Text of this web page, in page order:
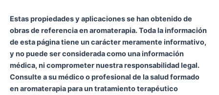
Estas propiedades y aplicaciones se han obtenido de
obras de referencia en aromaterapia. Toda la información
de esta página tiene un carácter meramente informativo,
y no puede ser considerada como una información
médica, ni comprometer nuestra responsabilidad legal.
Consulte a su médico o profesional de la salud formado
en aromaterapia para un tratamiento terapéutico